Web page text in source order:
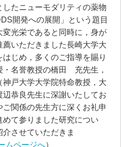
たニューモダリティの薬物
開発への展開」という題目
光栄であると同時に，身が
いただきました長崎大学大
じめ，多くのご指導を賜り
・名誉教授の橋田 充先生，
戸大学大学院特命教授，大
恭良先生に深謝いたしてお
関係の先生方に深くお礼申
て参りました研究につい
させていただきま
ムページへ）